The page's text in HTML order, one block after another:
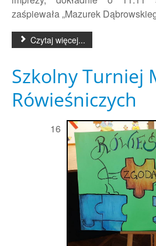
zaśpiewała „Mazurek
Czytaj więcej...
Szkolny Turniej
Rówieśniczych
16